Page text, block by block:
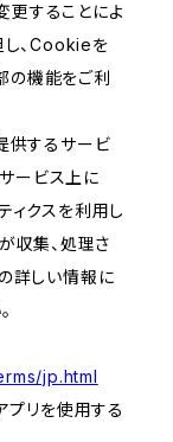
更することによ
し、Cookieを
の機能をご利
供するサービ
ービス上に
クスを利用し
収集、処理さ
詳しい情報に
jp.html
リを使用する